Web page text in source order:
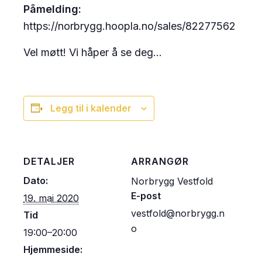
Påmelding:
https://norbrygg.hoopla.no/sales/82277562
Vel møtt! Vi håper å se deg…
Legg til i kalender
DETALJER
Dato:
19. mai 2020
Tid
19:00–20:00
Hjemmeside:
ARRANGØR
Norbrygg Vestfold
E-post
vestfold@norbrygg.n
o